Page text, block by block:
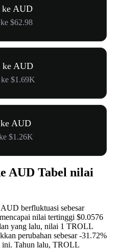
ke AUD
$62.98
ke AUD
$1.69K
AUD
$1.26K
AUD Tabel nilai
berfluktuasi sebesar
nilai tertinggi $0.0576
yang lalu, nilai 1 TROLL
perubahan sebesar-31.72%
ini. Tahun lalu, TROLL